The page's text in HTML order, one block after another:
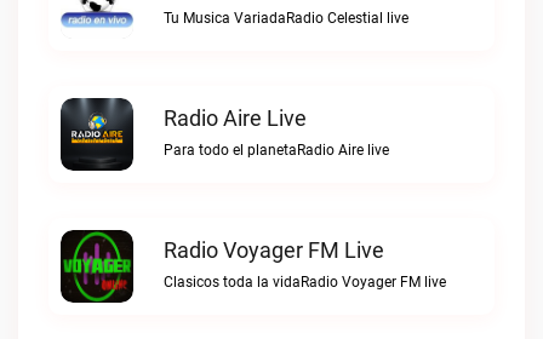
Tu Musica VariadaRadio Celestial live
Radio Aire Live
Para todo el planetaRadio Aire live
Radio Voyager FM Live
Clasicos toda la vidaRadio Voyager FM live